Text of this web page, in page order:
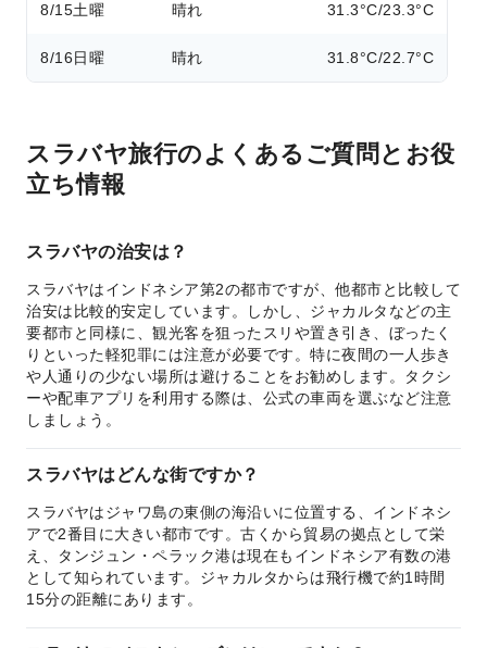
8/15土曜 晴れ 31.3°C/23.3°C
8/16日曜 晴れ 31.8°C/22.7°C
スラバヤ旅行のよくあるご質問とお役
立ち情報
スラバヤの治安は？
スラバヤはインドネシア第2の都市ですが、他都市と比較して
治安は比較的安定しています。しかし、ジャカルタなどの主
要都市と同様に、観光客を狙ったスリや置き引き、ぼったく
りといった軽犯罪には注意が必要です。特に夜間の一人歩き
や人通りの少ない場所は避けることをお勧めします。タクシ
ーや配車アプリを利用する際は、公式の車両を選ぶなど注意
しましょう。
スラバヤはどんな街ですか？
スラバヤはジャワ島の東側の海沿いに位置する、インドネシ
アで2番目に大きい都市です。古くから貿易の拠点として栄
え、タンジュン・ペラック港は現在もインドネシア有数の港
として知られています。ジャカルタからは飛行機で約1時間
15分の距離にあります。